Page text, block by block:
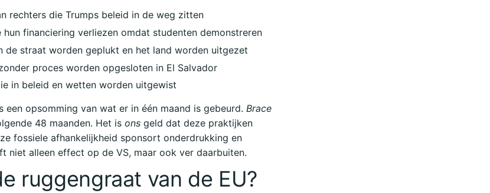
rechters die Trumps beleid in de weg zitten
hun financiering verliezen omdat studenten demonstreren
de straat worden geplukt en het land worden uitgezet
proces worden opgesloten in El Salvador
in beleid en wetten worden uitgewist
een opsomming van wat er in één maand is gebeurd. Brace
48 maanden. Het is ons geld dat deze praktijken
fossiele afhankelijkheid sponsort onderdrukking en
niet alleen effect op de VS, maar ook ver daarbuiten.
ruggengraat van de EU?